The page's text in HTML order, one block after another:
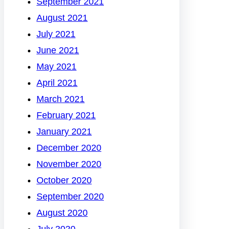
August 2021
July 2021
June 2021
May 2021
April 2021
March 2021
February 2021
January 2021
December 2020
November 2020
October 2020
September 2020
August 2020